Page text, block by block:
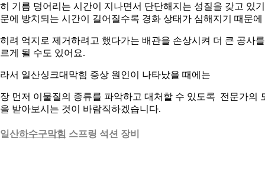
기름 덩어리는 시간이 지나면서 단단해지는 성질을 갖고 있기
에 방치되는 시간이 길어질수록 경화 상태가 심해지기 때문에
려 억지로 제거하려고 했다가는 배관을 손상시켜 더 큰 공사를
게 될 수도 있어요.
서 일산싱크대막힘 증상 원인이 나타났을 때에는
먼저 이물질의 종류를 파악하고 대처할 수 있도록 전문가의
받아보시는 것이 바람직하겠습니다.
산하수구막힘 스프링 석션 장비